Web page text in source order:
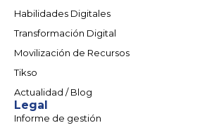
Habilidades Digitales
Transformación Digital
Movilización de Recursos
Tikso
Actualidad / Blog
Legal
Informe de gestión